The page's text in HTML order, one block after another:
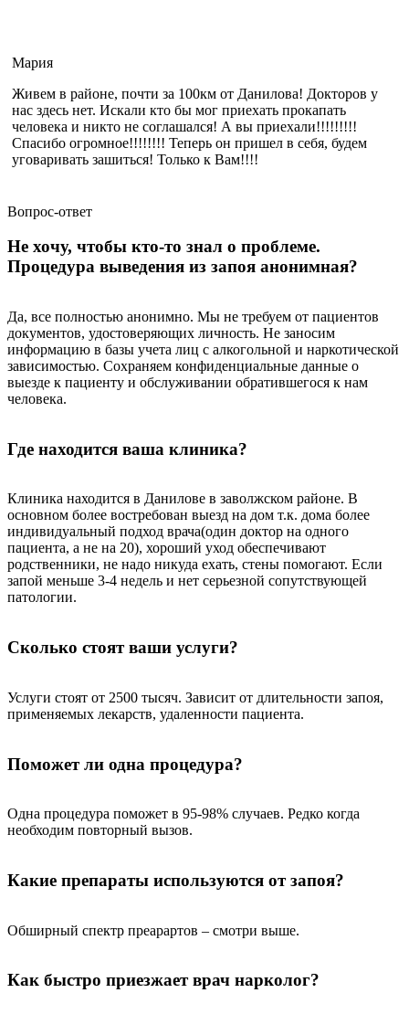
Мария
Живем в районе, почти за 100км от Данилова! Докторов у
нас здесь нет. Искали кто бы мог приехать прокапать
человека и никто не соглашался! А вы приехали!!!!!!!!!
Спасибо огромное!!!!!!!! Теперь он пришел в себя, будем
уговаривать зашиться! Только к Вам!!!!
Вопрос-ответ
Не хочу, чтобы кто-то знал о проблеме.
Процедура выведения из запоя анонимная?
Да, все полностью анонимно. Мы не требуем от пациентов
документов, удостоверяющих личность. Не заносим
информацию в базы учета лиц с алкогольной и наркотической
зависимостью. Сохраняем конфиденциальные данные о
выезде к пациенту и обслуживании обратившегося к нам
человека.
Где находится ваша клиника?
Клиника находится в Данилове в заволжском районе. В
основном более востребован выезд на дом т.к. дома более
индивидуальный подход врача(один доктор на одного
пациента, а не на 20), хороший уход обеспечивают
родственники, не надо никуда ехать, стены помогают. Если
запой меньше 3-4 недель и нет серьезной сопутствующей
патологии.
Сколько стоят ваши услуги?
Услуги стоят от 2500 тысяч. Зависит от длительности запоя,
применяемых лекарств, удаленности пациента.
Поможет ли одна процедура?
Одна процедура поможет в 95-98% случаев. Редко когда
необходим повторный вызов.
Какие препараты используются от запоя?
Обширный спектр преарартов – смотри выше.
Как быстро приезжает врач нарколог?